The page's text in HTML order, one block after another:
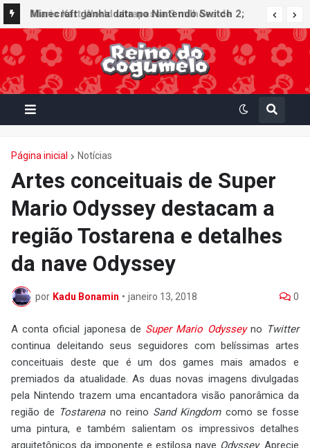
Minecraft ganha data no Nintendo Switch 2;
Super Mario Mash-Up receberá atualização
gráfica exclusiva
Página inicial Notícias
Artes conceituais de Super
Mario Odyssey destacam a
região Tostarena e detalhes
da nave Odyssey
por Kadu Bonamin • janeiro 13, 2018 0
A conta oficial japonesa de Super Mario Odysseyno Twitter
continua deleitando seus seguidores com belíssimas artes
conceituais deste que é um dos games mais amados e
premiados da atualidade. As duas novas imagens divulgadas
pela Nintendo trazem uma encantadora visão panorâmica da
região de Tostarenano reino Sand Kingdomcomo se fosse
uma pintura, e também salientam os impressivos detalhes
arquitetônicos da imponente e estilosa nave Odyssey. Aprecie